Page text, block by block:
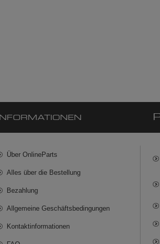
NFORMATIONEN
Über OnlineParts
Alles über die Bestellung
Bezahlung
Allgemeine Geschäftsbedingungen
Kontaktinformationen